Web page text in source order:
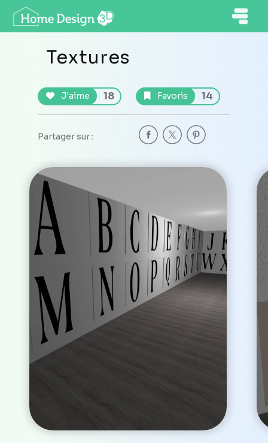
Textures
J'aime 18 Favoris 14
Partager sur :